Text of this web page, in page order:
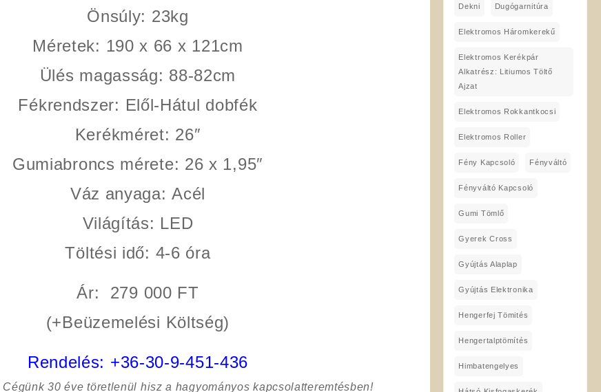
Önsúly: 23kg
Méretek: 190 x 66 x 121cm
Ülés magasság: 88-82cm
Fékrendszer: Elől-Hátul dobfék
Kerékméret: 26″
Gumiabroncs mérete: 26 x 1,95″
Váz anyaga: Acél
Világítás: LED
Töltési idő: 4-6 óra
Ár: 279 000 FT
(+Beüzemelési Költség)
Rendelés: +36-30-9-451-436
Cégünk 30 éve töretlenül hisz a hagyományos kapcsolatteremtésben!
Dekni Dugógarnitúra
Elektromos Háromkerekű
Elektromos Kerékpár
Alkatrész: Litiumos Töltő
Ajzat
Elektromos Rokkantkocsi
Elektromos Roller
Fény Kapcsoló Fényváltó
Fényváltó Kapcsoló
Gumi Tömlő
Gyerek Cross
Gyújtás Alaplap
Gyújtás Elektronika
Hengerfej Tömités
Hengertalptömítés
Himbatengelyes